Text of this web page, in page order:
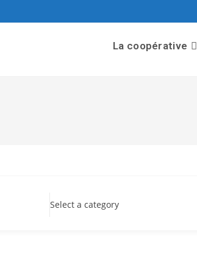
La coopérative
Select a category